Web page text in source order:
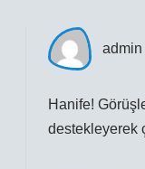
admin
Hanife!
destekleyerek